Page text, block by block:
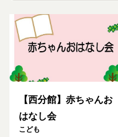
【西分館】赤ちゃんお
はなし会
こども